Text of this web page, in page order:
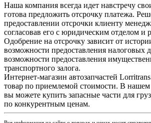
Наша компания всегда идет навстречу
готова предложить отсрочку платежа.
предоставлении отсрочки клиенту
согласовав его с юридическим отделом и
Одобрение на отсрочку зависит от
возможности предоставления налоговых
возможности предоставления
транспортного залога.
Интернет-магазин автозапчастей
товар по приемлемой стоимости. В нашем
вы можете купить запасные части для
по конкурентным ценам.